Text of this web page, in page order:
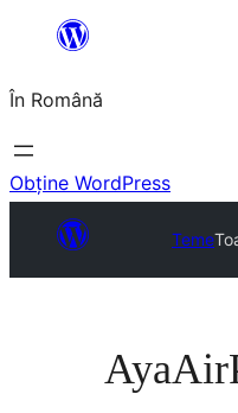
conținut
În Română
Obține WordPress
Teme